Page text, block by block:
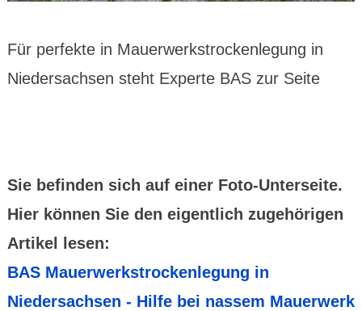
Für perfekte in Mauerwerkstrockenlegung in
Niedersachsen steht Experte BAS zur Seite
Sie befinden sich auf einer Foto-Unterseite.
Hier können Sie den eigentlich zugehörigen
Artikel lesen:
BAS Mauerwerkstrockenlegung in
Niedersachsen - Hilfe bei nassem Mauerwerk